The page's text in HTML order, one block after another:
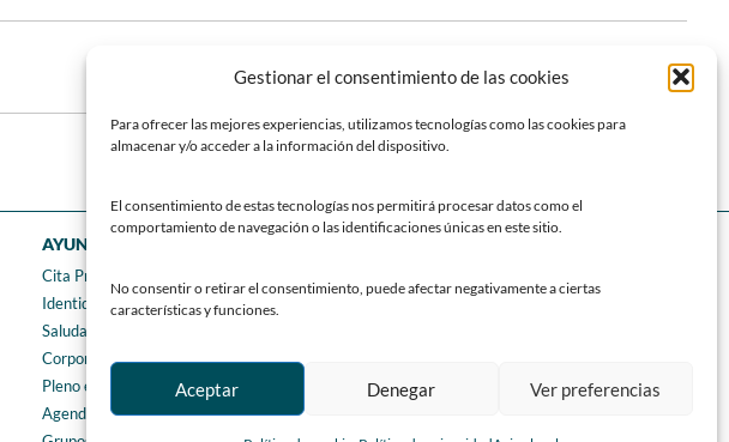
Gestionar el consentimiento de las cookies
Para ofrecer las mejores experiencias, utilizamos tecnologías como las cookies para
almacenar y/o acceder a la información del dispositivo.
El consentimiento de estas tecnologías nos permitirá procesar datos como el
comportamiento de navegación o las identificaciones únicas en este sitio.
No consentir o retirar el consentimiento, puede afectar negativamente a ciertas
características y funciones.
Aceptar Denegar Ver preferencias
Se proyecta en Lugones «Mon Père, Le Diable»»
AYUNTAMIENTO
Cita Previa
Identidad Corporativa
Saluda del Alcalde
Corporación municipal
Pleno en directo
Agenda Urbana de Siero
Historia de Siero